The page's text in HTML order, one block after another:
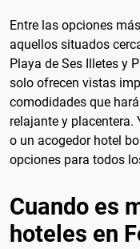
Entre las opciones
aquellos situados
Playa de Ses Illetes y
solo ofrecen vistas
comodidades que
relajante y placentera.
o un acogedor hotel
opciones para todos
Cuando es
hoteles en